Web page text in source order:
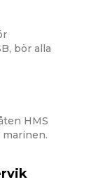
bör alla
HMS